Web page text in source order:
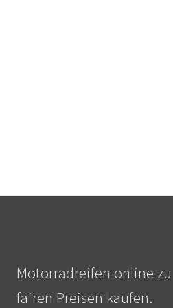
Motorradreifen online zu
fairen Preisen kaufen.